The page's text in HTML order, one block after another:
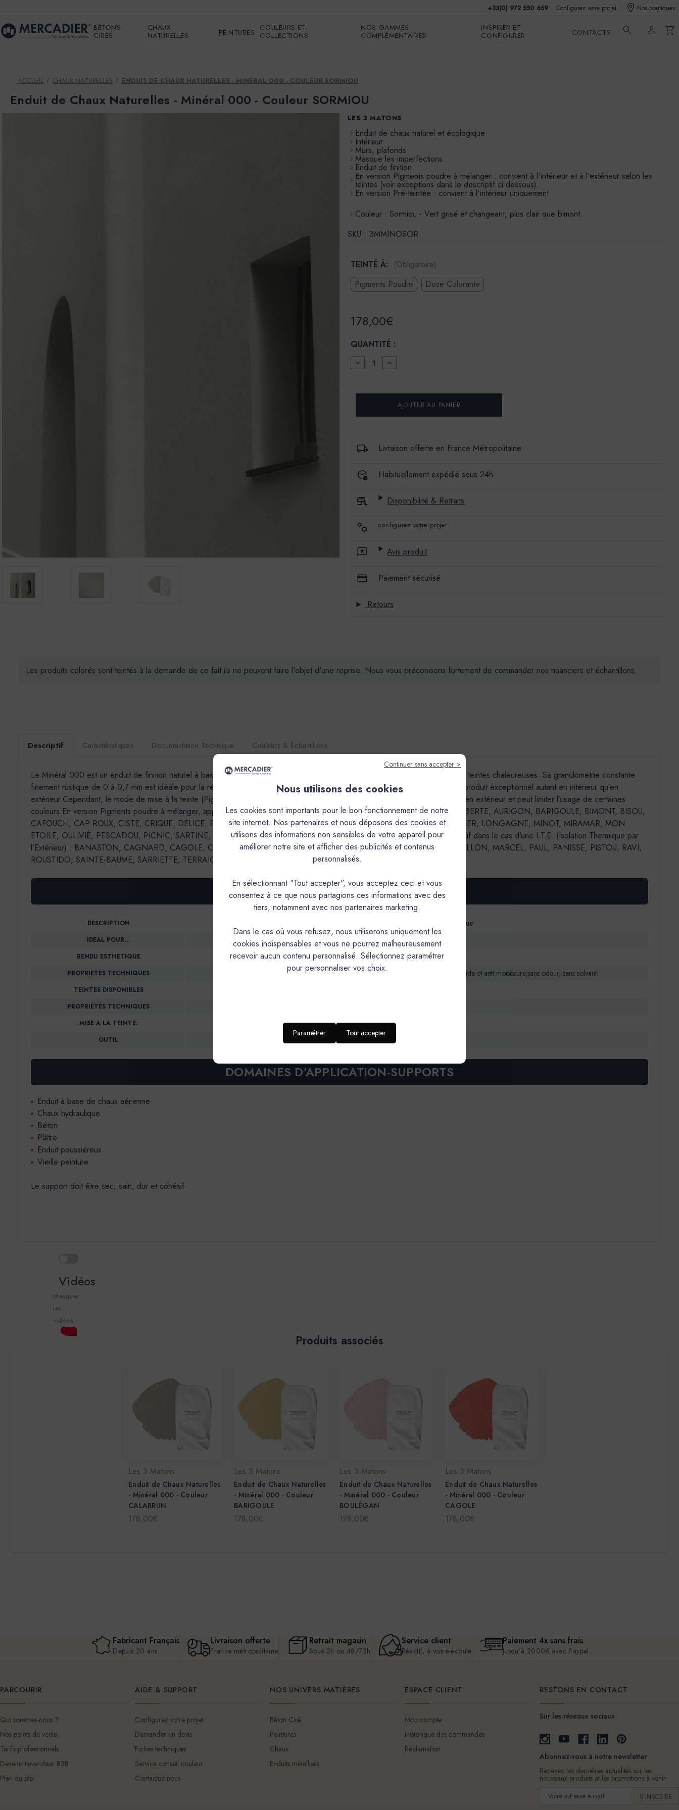
+33(0) 972 550 659 Configurez votre projet Nos boutiques
BÉTONS
CIRÉS
CHAUX
NATURELLES
PEINTURES
COULEURS ET
COLLECTIONS
NOS GAMMES
COMPLÉMENTAIRES
INSPIRER ET
CONFIGURER
CONTACTS search person shopping_cart
ACCUEIL CHAUX NATURELLES ENDUIT DE CHAUX NATURELLES - MINÉRAL 000 - COULEUR SORMIOU
Enduit de Chaux Naturelles - Minéral 000 - Couleur SORMIOU
LES 3 MATONS
Enduit de chaux naturel et écologique
Intérieur
Murs, plafonds
Masque les imperfections
Enduit de finition
En version Pigments poudre à mélanger : convient à l'intérieur et à l'extérieur selon les
teintes (voir exceptions dans le descriptif ci-dessous).
En version Pré-teintée : convient à l'intérieur uniquement.
Couleur : Sormiou - Vert grisé et changeant, plus clair que bimont
SKU : 3MMINOSOR
TEINTÉ À:
(Obligatoire)
Pigments Poudre
Dose Colorante
178,00€
QUANTITÉ :
DIMINUER
LA
ENDUIT
NATURELLES
000
AUGMENTER
LA
ENDUIT
CHAUX
NATURELLES
000
-
Livraison offerte en France Métropolitaine
Habituellement expédié sous 24h
Disponibilité & Retraits
configurez votre projet
Avis produit
Paiement sécurisé
Retours
Les produits colorés sont teintés à la demande de ce fait ils ne peuvent faire l'objet d'une reprise. Nous vous préconisons fortement de commander nos nuanciers et échantillons.
Descriptif Caractéristiques Documentation Technique Couleurs & Échantillons
Le Minéral 000 est un enduit de finition naturel à base de chaux aérienne. Il permet d'obtenir une texture fine, nuancée et des teintes chaleureuses. Sa granulométrie constante
finement rustique de 0 à 0,7 mm est idéale pour la réalisation de décors multiples: taloché,écrasé et lissé.Sa nature en fait un produit exceptionnel autant en intérieur qu’en
extérieur.Cependant, le mode de mise à la teinte (Pigments poudre à mélanger ou Pré-teinté) rend utilisable ou non le produit en extérieur et peut limiter l’usage de certaines
couleurs.En version Pigments poudre à mélanger, application déconseillée à l’extérieur pour les teintes suivantes : AGAVE, ALBERTE, AURIGON, BARIGOULE, BIMONT, BISOU,
CAFOUCH, CAP ROUX, CISTE, CRIQUE, DELICE, ECUME, FADA, FIGUIER, GOLF CLAIR, GRAND PIN, JOUBARBE, LAURIER, LONGAGNE, MINOT, MIRAMAR, MON
ETOILE, OULIVIÉ, PESCADOU, PICNIC, SARTINE, SORMIOU, TREMPETTE.Teintes qui peuvent être utilisées à l’extérieur sauf dans le cas d’une I.T.E. (Isolation Thermique par
l’Extérieur) : BANASTON, CAGNARD, CAGOLE, CALABRUN, CAMIN, CANAILLE, CHAVANNE, FRIOUL, GIBASSIER, MALLON, MARCEL, PAUL, PANISSE, PISTOU, RAVI,
ROUSTIDO, SAINTE-BAUME, SARRIETTE, TERRAIO.
PRODUIT
DESCRIPTION Enduit de finition naturel et écologique
IDEAL POUR… Intérieur
RENDU ESTHETIQUE Texture fine, nuancée.
PROPRIETES TECHNIQUES Perméabilité à la vapeur d'eau, très bonne tenue aux U.V,naturellement bactéricide et anti moisissure,sans odeur, sans solvant.
TEINTES DISPONIBLES
PROPRIÉTÉS TECHNIQUES
MISE A LA TEINTE: Pate pigmentaire (pré-teinté).
OUTIL Platoir, couteau, taloche éponge
DOMAINES D’APPLICATION-SUPPORTS
Enduit à base de chaux aérienne
Chaux hydraulique
Béton
Plâtre
Enduit poussiéreux
Vieille peinture
Le support doit être sec, sain, dur et cohésif
Vidéos
Masquer
les
vidéos
Produits associés
Les 3 Matons
Enduit de Chaux Naturelles
- Minéral 000 - Couleur
CALABRUN
178,00€
Les 3 Matons
Enduit de Chaux Naturelles
- Minéral 000 - Couleur
BARIGOULE
178,00€
Les 3 Matons
Enduit de Chaux Naturelles
- Minéral 000 - Couleur
BOULÉGAN
178,00€
Les 3 Matons
Enduit de Chaux Naturelles
- Minéral 000 - Couleur
CAGOLE
178,00€
Fabricant Français
Depuis 20 ans
Livraison offerte
France métropolitaine
Retrait magasin
Sous 2h ou 48/72h
Service client
Réactif, à votre écoute
Paiement 4x sans frais
Jusqu'à 2000€ avec Paypal
PARCOURIR
Qui sommes-nous ?
Nos points de vente
Tarifs professionnels
Devenir revendeur B2B
Plan du site
AIDE & SUPPORT
Configurez votre projet
Demander un devis
Fiches techniques
Service conseil couleur
Contactez-nous
NOS UNIVERS MATIÈRES
Béton Ciré
Peintures
Chaux
Enduits métallisés
ESPACE CLIENT
Mon compte
Historique des commandes
Réclamation
RESTONS EN CONTACT
Sur les réseaux sociaux
Abonnez-vous à notre newsletter
Recevez les dernières actualités sur les
nouveaux produits et les promotions à venir
Adresse
Continuer sans accepter >
Nous utilisons des cookies
Les cookies sont importants pour le bon fonctionnement de notre
site internet. Nos partenaires et nous déposons des cookies et
utilisons des informations non sensibles de votre appareil pour
améliorer notre site et afficher des publicités et contenus
personnalisés.
En sélectionnant "Tout accepter", vous acceptez ceci et vous
consentez à ce que nous partagions ces informations avec des
tiers, notamment avec nos partenaires marketing.
Dans le cas où vous refusez, nous utiliserons uniquement les
cookies indispensables et vous ne pourrez malheureusement
recevoir aucun contenu personnalisé. Sélectionnez paramétrer
pour personnaliser vos choix.
Paramétrer Tout accepter